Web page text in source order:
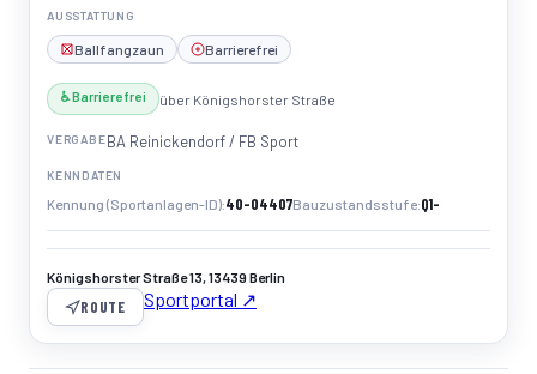
AUSSTATTUNG
Ballfangzaun Barrierefrei
♿ Barrierefrei über Königshorster Straße
VERGABEBA Reinickendorf / FB Sport
KENNDATEN
Kennung (Sportanlagen-ID) 40-04407Bauzustandsstufe Q1-
Königshorster Straße 13, 13439 Berlin
ROUTE Sportportal ↗